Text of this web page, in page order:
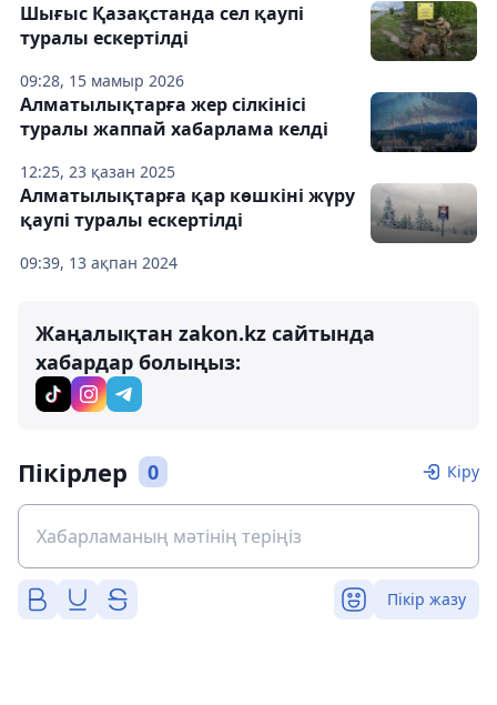
09:28, 15 мамыр 2026
Шығыс Қазақстанда сел қаупі
туралы ескертілді
12:25, 23 қазан 2025
Алматылықтарға жер сілкінісі
туралы жаппай хабарлама келді
09:39, 13 ақпан 2024
Алматылықтарға қар көшкіні жүру
қаупі туралы ескертілді
Жаңалықтан zakon.kz сайтында
хабардар болыңыз:
Пікірлер 0 Кіру
Пікір жазу